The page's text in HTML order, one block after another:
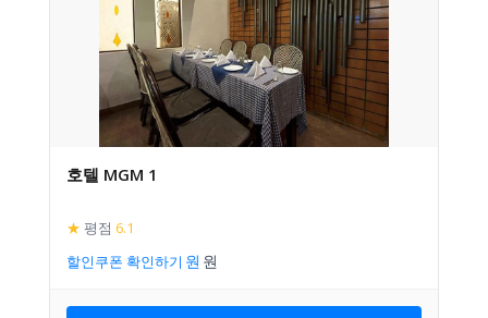
호텔 MGM 1
★ 평점 6.1
할인쿠폰 확인하기